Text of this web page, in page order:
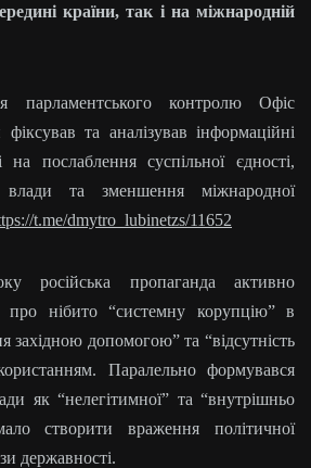
країни, так і на міжнародній
парламентського контролю Офіс
та аналізував інформаційні
на послаблення суспільної єдності,
та зменшення міжнародної
t.me/dmytro_lubinetzs/11652
російська пропаганда активно
про нібито “системну корупцію” в
західною допомогою” та “відсутність
Паралельно формувався
як “нелегітимної” та “внутрішньо
створити враження політичної
державності.